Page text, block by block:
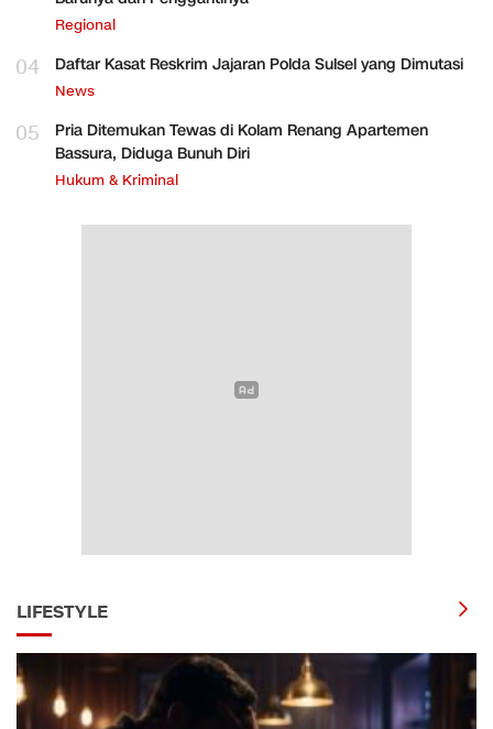
Regional
04 Daftar Kasat Reskrim Jajaran Polda Sulsel yang Dimutasi
News
05
Pria Ditemukan Tewas di Kolam Renang Apartemen
Bassura, Diduga Bunuh Diri
Hukum & Kriminal
LIFESTYLE